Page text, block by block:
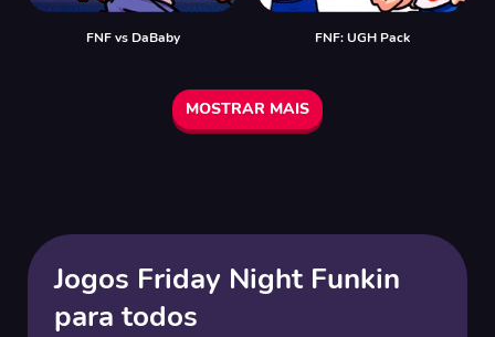
FNF vs DaBaby FNF: UGH Pack
MOSTRAR MAIS
Jogos Friday Night Funkin
para todos